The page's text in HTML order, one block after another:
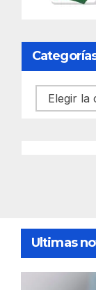
Categorías
Ultimas